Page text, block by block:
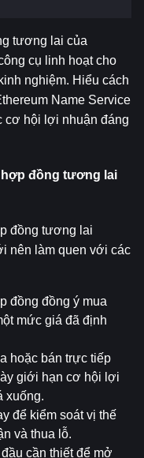
tương lai của
cụ linh hoạt cho
nghiệm. Hiểu cách
Name Service
cơ hội lợi nhuận đáng
đồng tương lai
đồng tương lai
nên làm quen với các
đồng đồng ý mua
mức giá đã định
hoặc bán trực tiếp
giới hạn cơ hội lợi
xuống.
để kiểm soát vị thế
và thua lỗ.
cần thiết để mở